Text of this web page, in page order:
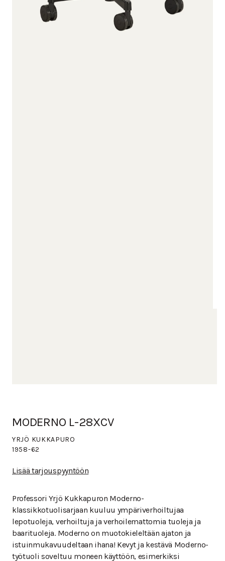
MODERNO L-28XCV
YRJÖ KUKKAPURO
1958-62
Lisää tarjouspyyntöön
Professori Yrjö Kukkapuron Moderno-
klassikkotuolisarjaan kuuluu ympäriverhoiltujaa
lepotuoleja, verhoiltuja ja verhoilemattomia tuoleja ja
baarituoleja. Moderno on muotokieleltään ajaton ja
istuinmukavuudeltaan ihana! Kevyt ja kestävä Moderno-
työtuoli soveltuu moneen käyttöön, esimerkiksi